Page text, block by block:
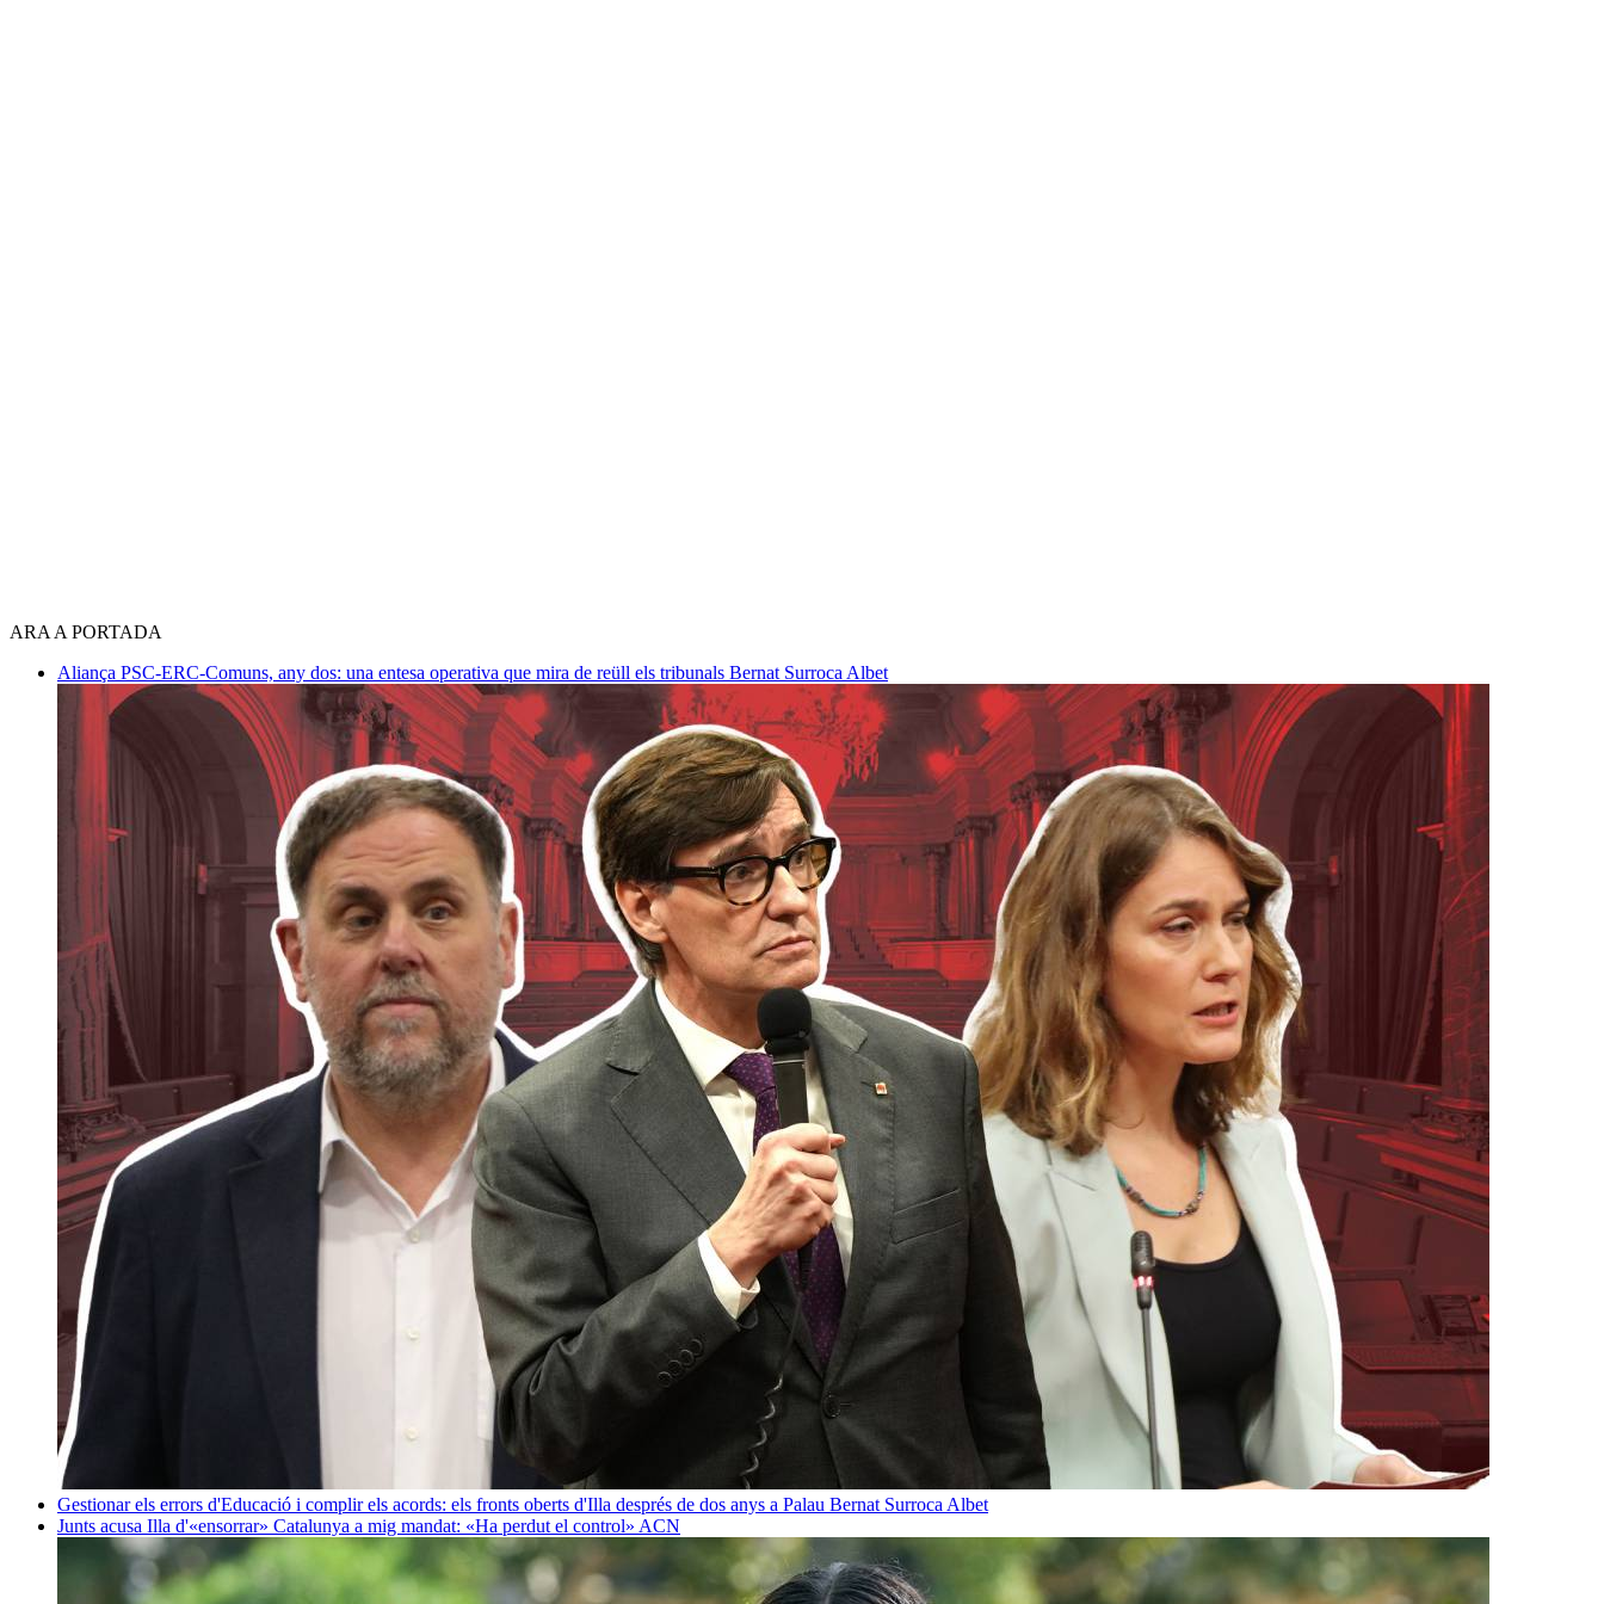
ARA A PORTADA
Aliança PSC-ERC-Comuns, any dos: una entesa operativa que mira de reüll els tribunals Bernat Surroca Albet
Gestionar els errors d'Educació i complir els acords: els fronts oberts d'Illa després de dos anys a Palau Bernat Surroca Albet
Junts acusa Illa d'«ensorrar» Catalunya a mig mandat: «Ha perdut el control» ACN